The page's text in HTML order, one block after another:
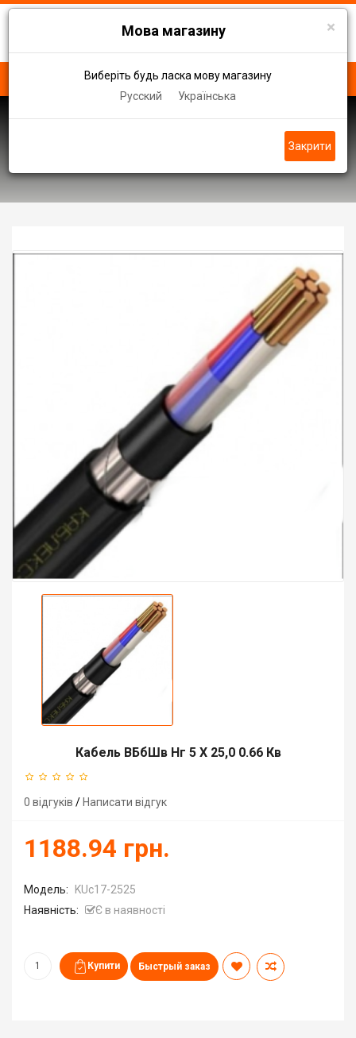
×
Мова магазину
Виберіть будь ласка мову магазину
Русский
Українська
Закрити
Кабель ВБбШв Нг 5 X 25,0 0.66 Кв
0 відгуків / Написати відгук
1188.94 грн.
Модель:
KUc17-2525
Наявність:
Є в наявності
Быстрый заказ